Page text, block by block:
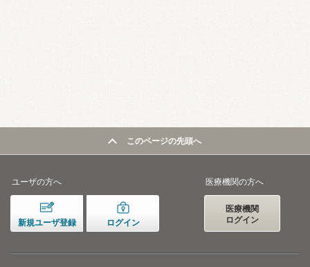
このページの先頭へ
ユーザの方へ
新規ユーザ登録 ログイン
医療機関の方へ
医療機関
ログイン